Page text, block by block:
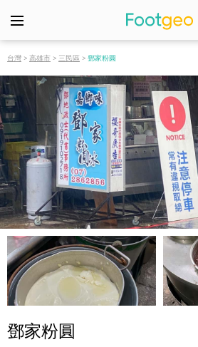
台灣 > 高雄市 > 三民區 > 鄧家粉圓
鄧家粉圓